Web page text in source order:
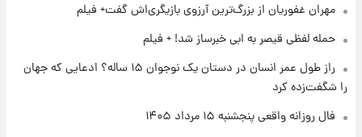
۱۹ ساعت پیش
فال روزانه واقعی پنجشنبه ۱۵ مرداد ۱۴۰۵
+ جدول
مهران غفوریان از بزرگ‌ترین آرزوی بازیگری‌اش گفت+ فیلم
حمله لفظی قیصر به ابی خبرساز شد! + فیلم
راز طول عمر انسان در دستان یک نوجوان ۱۵ ساله؟ ادعایی که جهان
را شگفت‌زده کرد
فال روزانه واقعی پنجشنبه ۱۵ مرداد ۱۴۰۵